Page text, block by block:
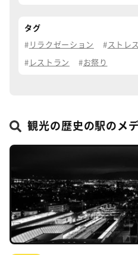
タグ
リラクゼーション ストレ
レストラン お祭り
観光の歴史の駅のメ